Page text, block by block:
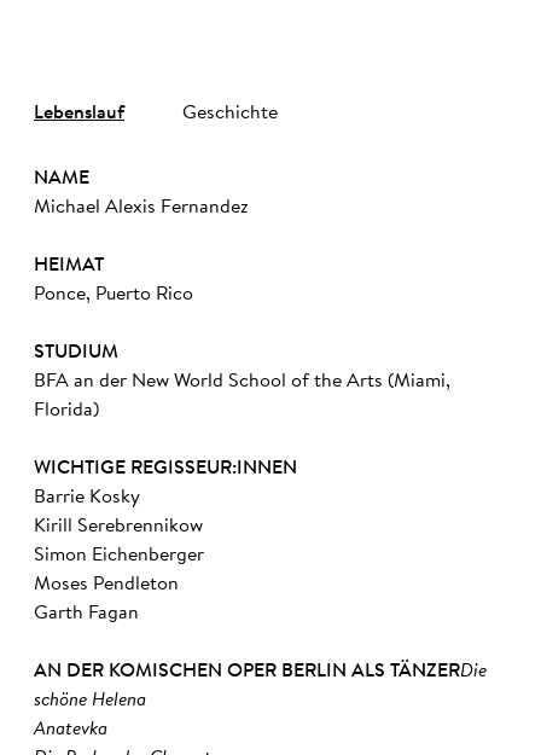
Lebenslauf Geschichte
NAME
Michael Alexis Fernandez
HEIMAT
Ponce, Puerto Rico
STUDIUM
BFA an der New World School of the Arts (Miami,
Florida)
WICHTIGE REGISSEUR:INNEN
Barrie Kosky
Kirill Serebrennikow
Simon Eichenberger
Moses Pendleton
Garth Fagan
AN DER KOMISCHEN OPER BERLIN ALS TÄNZERDie
schöne Helena
Anatevka